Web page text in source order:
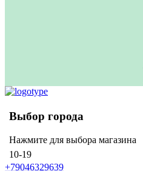
Выбор города
Нажмите для выбора магазина
10-19
+79046329639